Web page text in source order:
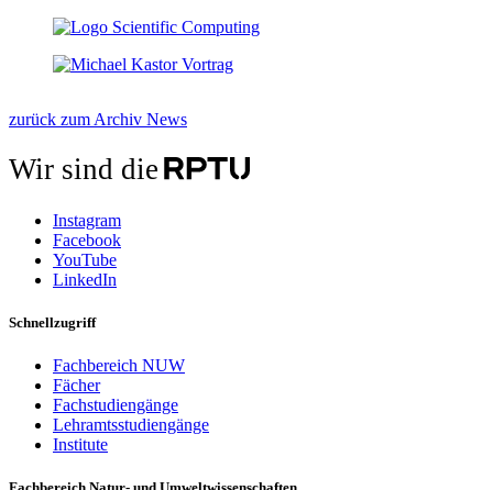
zurück zum Archiv News
Wir sind die
Instagram
Facebook
YouTube
LinkedIn
Schnellzugriff
Fachbereich NUW
Fächer
Fachstudiengänge
Lehramtsstudiengänge
Institute